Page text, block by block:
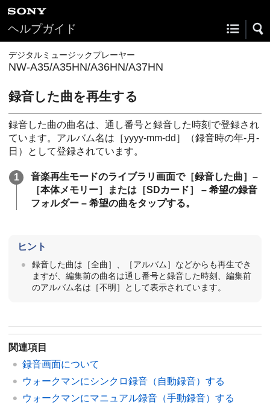
ヘルプガイド
デジタルミュージックプレーヤー
NW-A35/A35HN/A36HN/A37HN
録音した曲を再生する
録音した曲の曲名は、通し番号と録音した時刻で登録され
ています。アルバム名は［yyyy-mm-dd］（録音時の年-月-
日）として登録されています。
音楽再生モードのライブラリ画面で［録音した曲］–
［本体メモリー］または［SDカード］ – 希望の録音
フォルダー – 希望の曲をタップする。
ヒント
録音した曲は［全曲］、［アルバム ］などからも再生でき
ますが、編集前の曲名は通し番号と録音した時刻、編集前
のアルバム名は［不明 ］として表示されています。
関連項目
録音画面について
ウォークマンにシンクロ録音（自動録音）する
ウォークマンにマニュアル録音（手動録音）する